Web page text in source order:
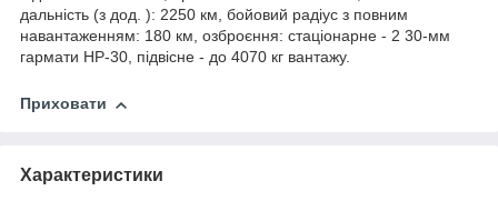
дальність (з дод. ): 2250 км, бойовий радіус з повним
навантаженням: 180 км, озброєння: стаціонарне - 2 30-мм
гармати НР-30, підвісне - до 4070 кг вантажу.
Приховати
Характеристики